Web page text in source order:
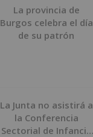
La provincia de
Burgos celebra el día
de su patrón
La Junta no asistirá a
la Conferencia
Sectorial de Infancia